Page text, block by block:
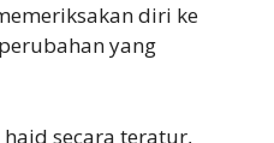
diri ke
yang
secara teratur,